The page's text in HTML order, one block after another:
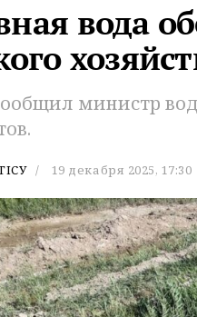
вода
министр
19 декабря 2025, 17:30